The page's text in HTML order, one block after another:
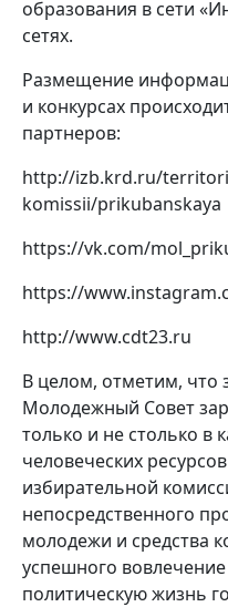
образования в сети
сетях.
Размещение
и конкурсах
партнеров:
http://izb.krd.ru/
komissii/prikubanskaya
https://vk.com/
https://
http://www.cdt23.ru
В целом, отметим, что
Молодежный Совет
только и не столько в
человеческих
избирательной
непосредственного
молодежи и средства
успешного
политическую жизнь